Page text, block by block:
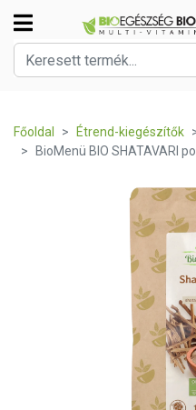
Főoldal Étrend-kiegészítők
BioMenü BIO SHATAVARI